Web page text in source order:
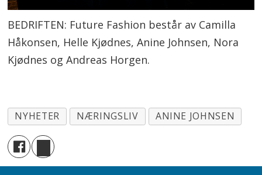
BEDRIFTEN: Future Fashion består av Camilla
Håkonsen, Helle Kjødnes, Anine Johnsen, Nora
Kjødnes og Andreas Horgen.
NYHETER NÆRINGSLIV ANINE JOHNSEN